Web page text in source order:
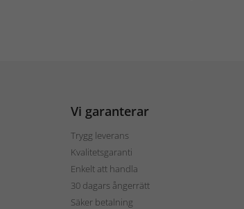
Vi garanterar
Trygg leverans
Kvalitetsgaranti
Enkelt att handla
30 dagars ångerrätt
Säker betalning